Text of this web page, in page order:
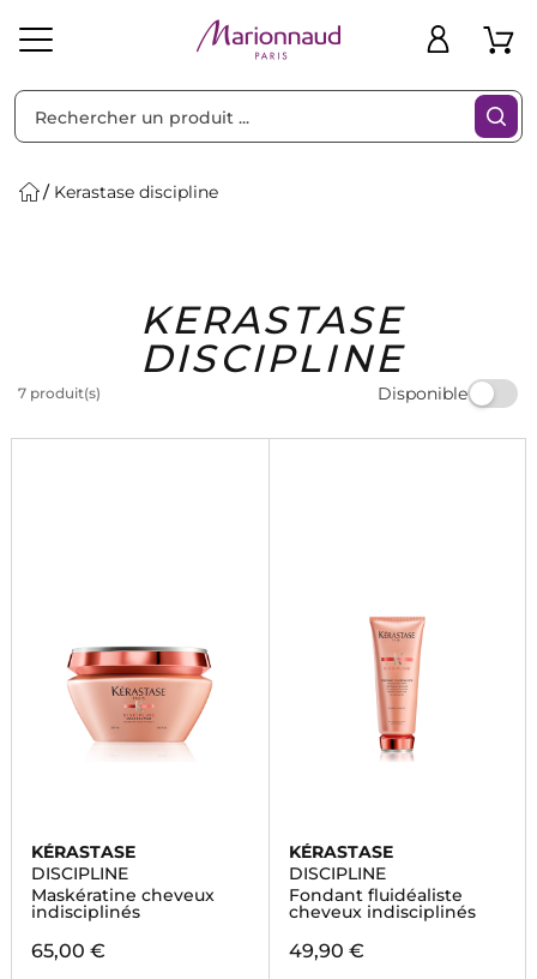
Homme Marques Idées
Cadeaux
Kerastase discipline
KERASTASE
DISCIPLINE
7 produit(s) Disponible
Filtres
KÉRASTASE
DISCIPLINE
Maskératine cheveux
indisciplinés
65,00 €
KÉRASTASE
DISCIPLINE
Fondant fluidéaliste
cheveux indisciplinés
49,90 €